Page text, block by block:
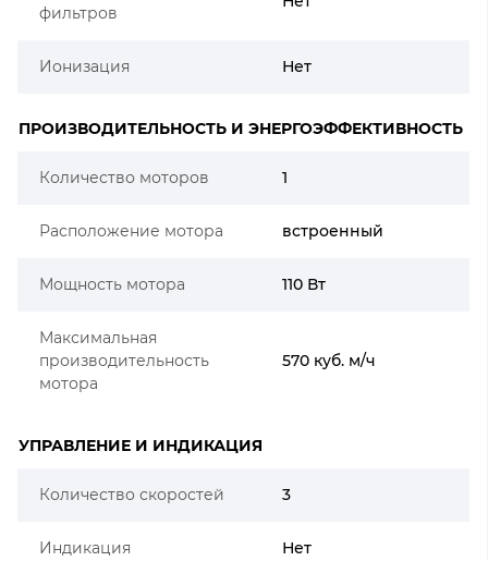
фильтров
Ионизация Нет
ПРОИЗВОДИТЕЛЬНОСТЬ И ЭНЕРГОЭФФЕКТИВНОСТЬ
Количество моторов 1
Расположение мотора встроенный
Мощность мотора 110 Вт
Максимальная
производительность
мотора
570 куб. м/ч
УПРАВЛЕНИЕ И ИНДИКАЦИЯ
Количество скоростей 3
Индикация Нет